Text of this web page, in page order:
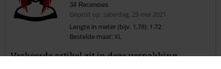
Commentaar versturen
34 Recensies
Gepost op: zaterdag, 29 mei 2021
Lengte in meter (bijv. 1,78): 1.72
Bestelde maat: XL
Verkeerde artikel zit in deze verpakking